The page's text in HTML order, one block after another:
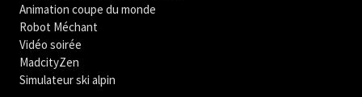
Animation coupe du monde
Robot Méchant
Vidéo soirée
MadcityZen
Simulateur ski alpin